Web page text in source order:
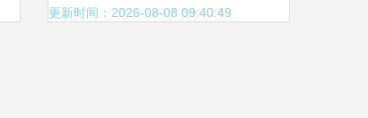
更新时间：2026-08-08 09:40:49